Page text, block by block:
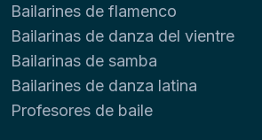
Bailarines de flamenco
Bailarinas de danza del vientre
Bailarinas de samba
Bailarines de danza latina
Profesores de baile